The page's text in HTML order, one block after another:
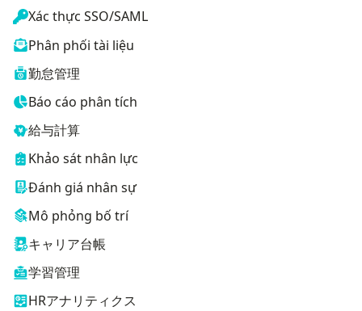
Xác thực SSO/SAML
Phân phối tài liệu
勤怠管理
Báo cáo phân tích
給与計算
Khảo sát nhân lực
Đánh giá nhân sự
Mô phỏng bố trí
キャリア台帳
学習管理
HRアナリティクス